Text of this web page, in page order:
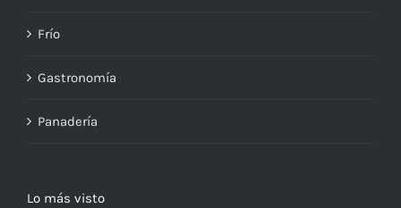
Frío
Gastronomía
Panadería
Lo más visto